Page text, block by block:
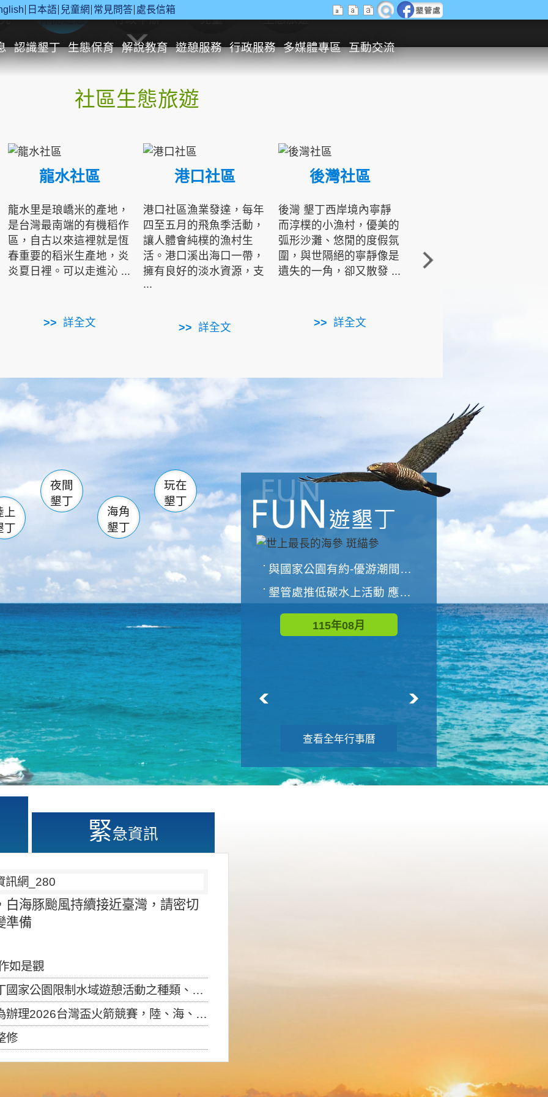
日本語 兒童網 常見問答 處長信箱
認識墾丁 生態保育 解說教育 遊憩服務 行政服務 多媒體專區 互動交流
休閒遊憩 行政申辦 兒童 生態旅遊
社區生態旅遊
龍水社區
龍水里是琅嶠米的產地，
是台灣最南端的有機稻作
區，自古以來這裡就是恆
春重要的稻米生產地，炎
炎夏日裡。可以走進沁 ...
詳全文
港口社區
港口社區漁業發達，每年
四至五月的飛魚季活動，
讓人體會純樸的漁村生
活。港口溪出海口一帶，
擁有良好的淡水資源，支
...
詳全文
後灣社區
後灣 墾丁西岸境內寧靜
而淳樸的小漁村，優美的
弧形沙灘、悠閒的度假氛
圍，與世隔絕的寧靜像是
遺失的一角，卻又散發 ...
詳全文
角的端點，冬季海浪拍打
著礁岸，旺盛的侵蝕作
南仁湖
滿州 佳樂水
森林遊樂區
墾管處遊客中心
社頂公園 風吹沙
船帆石 龍磐公園
香蕉灣 龍坑
鵝鑾鼻
上
丁
夜間
墾丁
海角
墾丁
玩在
墾丁
與國家公園有約-優游潮間探險者
墾管處推低碳水上活動 應屆畢業生限額免費參加
115年08月
世界地球清潔日 墾管處辦理「2026年墾丁國家公園沙灘淨灘活動
115年09月
查看全年行事曆
緊急資訊
海豚颱風持續接近臺灣，請密切
準備
如是觀
制水域遊憩活動之種類、範圍、時間及行為」，自即日生效。
盃火箭競賽，陸、海、空域警戒及協調相關事宜，因颱風備案事宜
修